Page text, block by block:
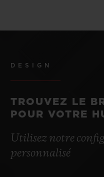
DESIGN
TROUVEZ LE
POUR VOTRE
Utilisez notre
personnalisé